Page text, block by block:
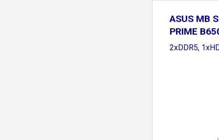
ASUS MB
PRIME
B650,
2xDDR5,